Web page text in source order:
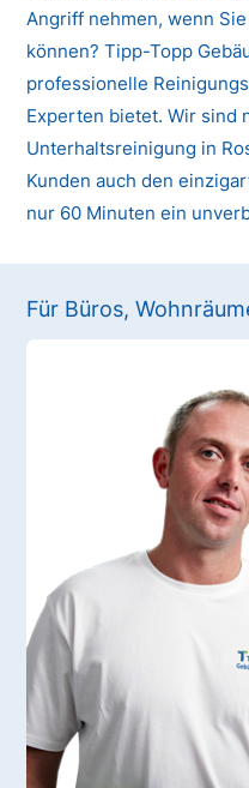
Angriff nehmen, wenn
können? Tipp-Topp
professionelle
Experten bietet. Wir sind
Unterhaltsreinigung in
Kunden auch den
nur 60 Minuten ein
Für Büros,